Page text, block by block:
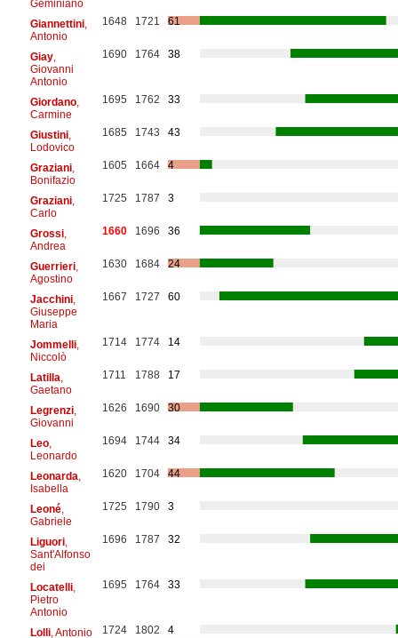
Geminiano
Giannettini,
Antonio
1648 1721 61
Giay,
Giovanni
Antonio
1690 1764 38
Giordano,
Carmine
1695 1762 33
Giustini,
Lodovico
1685 1743 43
Graziani,
Bonifazio
1605 1664 4
Graziani,
Carlo
1725 1787 3
Grossi,
Andrea
1660 1696 36
Guerrieri,
Agostino
1630 1684 24
Jacchini,
Giuseppe
Maria
1667 1727 60
Jommelli,
Niccolò
1714 1774 14
Latilla
Gaetano
1711 1788 17
Legrenzi,
Giovanni
1626 1690 30
Leo,
Leonardo
1694 1744 34
Leonarda
Isabella
1620 1704 44
Leoné,
Gabriele
1725 1790 3
Liguori,
Sant'Alfonso
dei
1696 1787 32
Locatelli,
Pietro
Antonio
1695 1764 33
Lolli, Antonio 1724 1802
4